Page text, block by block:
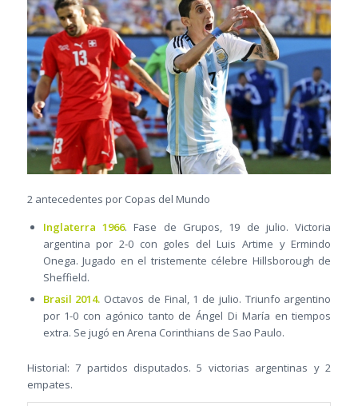
2 antecedentes por Copas del Mundo
Inglaterra 1966. Fase de Grupos, 19 de julio. Victoria
argentina por 2-0 con goles del Luis Artime y Ermindo
Onega. Jugado en el tristemente célebre Hillsborough de
Sheffield.
Brasil 2014. Octavos de Final, 1 de julio. Triunfo argentino
por 1-0 con agónico tanto de Ángel Di María en tiempos
extra. Se jugó en Arena Corinthians de Sao Paulo.
Historial: 7 partidos disputados. 5 victorias argentinas y 2
empates.